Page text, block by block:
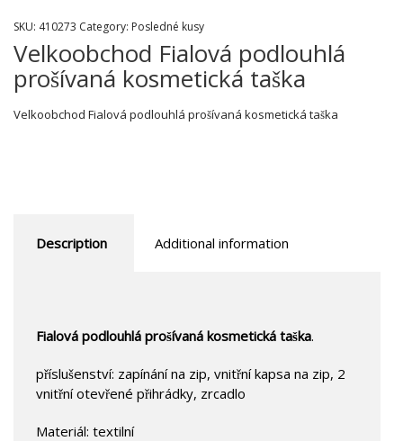
SKU: 410273 Category: Posledné kusy
Velkoobchod Fialová podlouhlá
prošívaná kosmetická taška
Velkoobchod Fialová podlouhlá prošívaná kosmetická taška
Description Additional information
Fialová podlouhlá prošívaná kosmetická taška.
příslušenství: zapínání na zip, vnitřní kapsa na zip, 2
vnitřní otevřené přihrádky, zrcadlo
Materiál: textilní